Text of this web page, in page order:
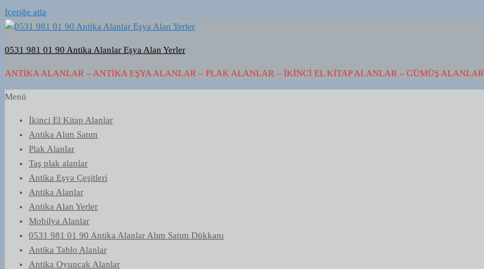
İçeriğe atla
0531 981 01 90 Antika Alanlar Eşya Alan Yerler
ANTIKA ALANLAR – ANTIKA EŞYA ALANLAR – PLAK ALANLAR – İKINCI EL KITAP ALANLAR – GÜMÜŞ ALANLAR
Menü
İkinci El Kitap Alanlar
Antika Alım Satım
Plak Alanlar
Taş plak alanlar
Antika Eşya Çeşitleri
Antika Alanlar
Antika Alan Yerler
Mobilya Alanlar
0531 981 01 90 Antika Alanlar Alım Satım Dükkanı
Antika Tablo Alanlar
Antika Oyuncak Alanlar